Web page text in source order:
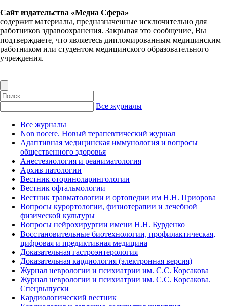
Сайт издательства «Медиа Сфера»
содержит материалы, предназначенные исключительно для
работников здравоохранения. Закрывая это сообщение, Вы
подтверждаете, что являетесь дипломированным медицинским
работником или студентом медицинского образовательного
учреждения.
Все журналы
Все журналы
Non nocere. Новый терапевтический журнал
Адаптивная медицинская иммунология и вопросы
общественного здоровья
Анестезиология и реаниматология
Архив патологии
Вестник оториноларингологии
Вестник офтальмологии
Вестник травматологии и ортопедии им Н.Н. Приорова
Вопросы курортологии, физиотерапии и лечебной
физической культуры
Вопросы нейрохирургии имени Н.Н. Бурденко
Восстановительные биотехнологии, профилактическая,
цифровая и предиктивная медицина
Доказательная гастроэнтерология
Доказательная кардиология (электронная версия)
Журнал неврологии и психиатрии им. С.С. Корсакова
Журнал неврологии и психиатрии им. С.С. Корсакова.
Спецвыпуски
Кардиологический вестник